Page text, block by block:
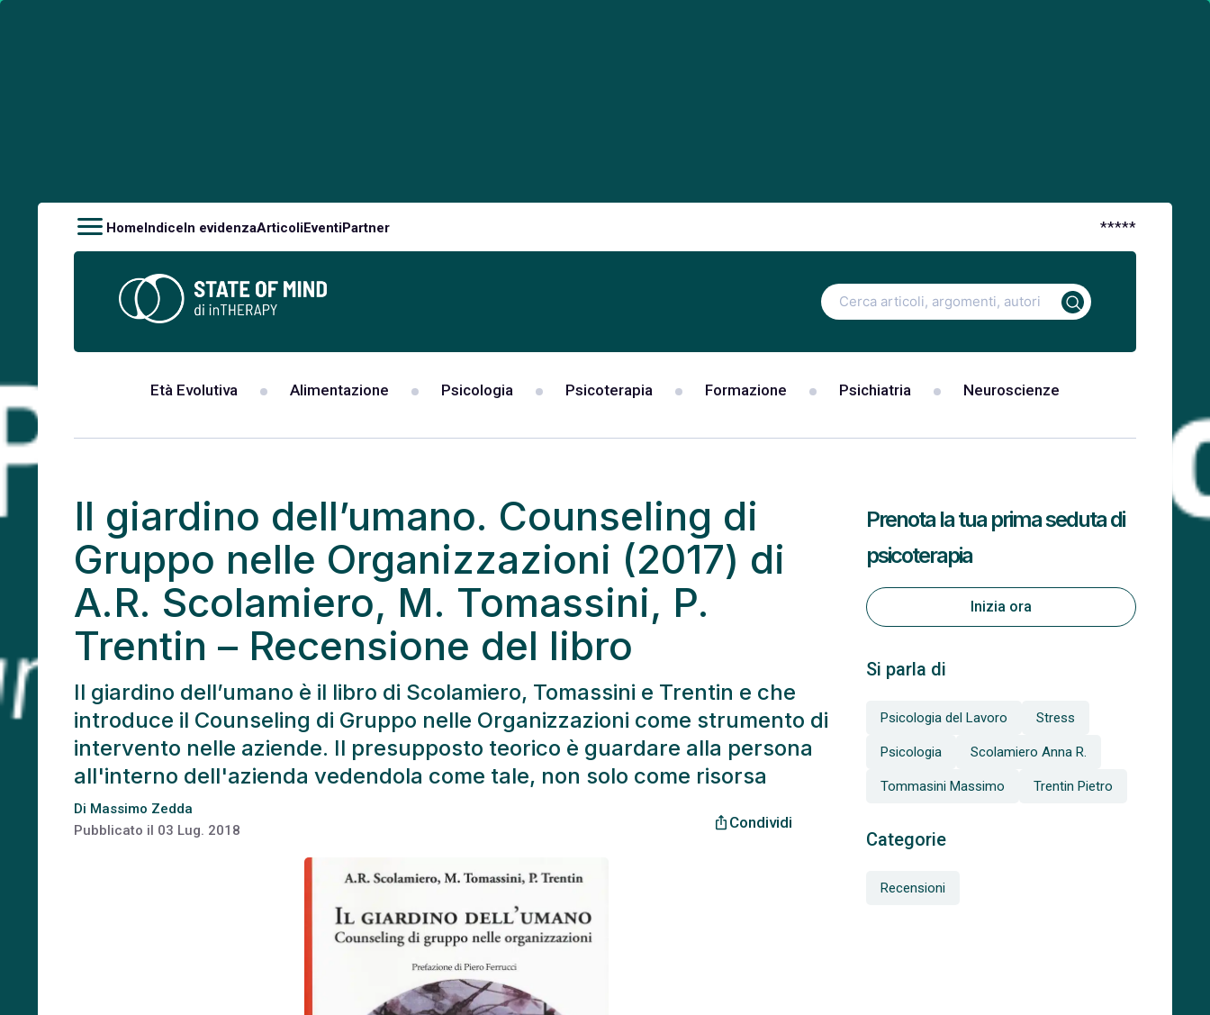
HomeIndiceIn evidenzaArticoliEventiPartner *****
Ricerca
per:
Età Evolutiva Alimentazione Psicologia Psicoterapia Formazione Psichiatria Neuroscienze
Il giardino dell’umano. Counseling di
Gruppo nelle Organizzazioni (2017) di
A.R. Scolamiero, M. Tomassini, P.
Trentin – Recensione del libro
Il giardino dell’umano è il libro di Scolamiero, Tomassini e Trentin e che
introduce il Counseling di Gruppo nelle Organizzazioni come strumento di
intervento nelle aziende. Il presupposto teorico è guardare alla persona
all'interno dell'azienda vedendola come tale, non solo come risorsa
Di Massimo Zedda
Pubblicato il 03 Lug. 2018
ios_share Condividi
Si parla di
Psicologia del Lavoro Stress
Psicologia Scolamiero Anna R.
Tommasini Massimo Trentin Pietro
Categorie
Recensioni
Prenota la tua prima seduta di
psicoterapia
Inizia ora